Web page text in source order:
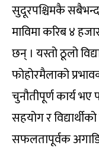
सुदूरपश्चिमकै
माविमा करिब ४
छन् । यस्तो ठूलो
फोहोरमैलाको
चुनौतीपूर्ण कार्य
सहयोग र
सफलतापूर्वक